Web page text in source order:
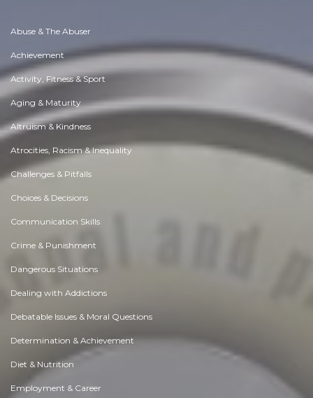
Abuse & The Abuser
Achievement
Activity, Fitness & Sport
Aging & Maturity
Altruism & Kindness
Atrocities, Racism & Inequality
Challenges & Pitfalls
Choices & Decisions
Communication Skills
Crime & Punishment
Dangerous Situations
Dealing with Addictions
Debatable Issues & Moral Questions
Determination & Achievement
Diet & Nutrition
Employment & Career